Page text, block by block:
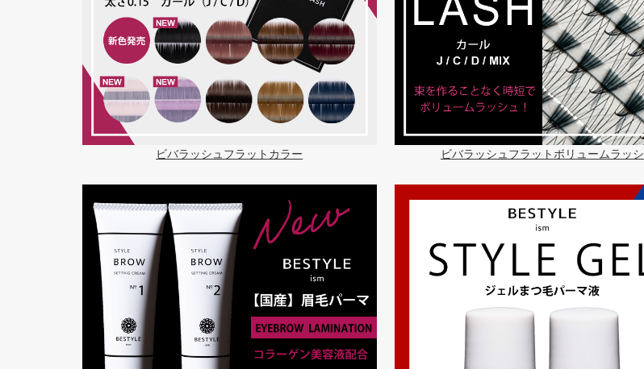
ビバラッシュフラットカラー ビバラッシュフラットボリュームラッシ